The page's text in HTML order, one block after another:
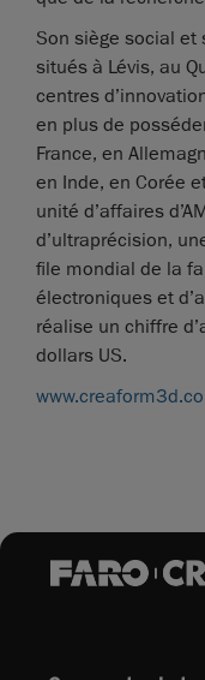
Son siège social
situés à Lévis, au
centres
en plus de
France, en
en Inde, en Corée
unité d’affaires
d’ultraprécision,
file mondial de la
électroniques et
réalise un chiffre
dollars US.